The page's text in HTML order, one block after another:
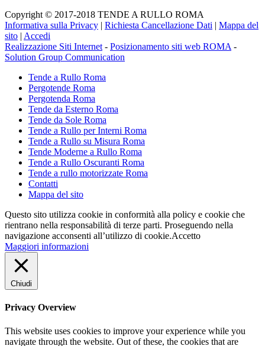
Copyright © 2017-2018 TENDE A RULLO ROMA
Informativa sulla Privacy | Richiesta Cancellazione Dati | Mappa del
sito | Accedi
Realizzazione Siti Internet - Posizionamento siti web ROMA -
Solution Group Communication
Tende a Rullo Roma
Pergotende Roma
Pergotenda Roma
Tende da Esterno Roma
Tende da Sole Roma
Tende a Rullo per Interni Roma
Tende a Rullo su Misura Roma
Tende Moderne a Rullo Roma
Tende a Rullo Oscuranti Roma
Tende a rullo motorizzate Roma
Contatti
Mappa del sito
Questo sito utilizza cookie in conformità alla policy e cookie che
rientrano nella responsabilità di terze parti. Proseguendo nella
navigazione acconsenti all’utilizzo di cookie.Accetto
Maggiori informazioni
Chiudi
Privacy Overview
This website uses cookies to improve your experience while you
navigate through the website. Out of these, the cookies that are